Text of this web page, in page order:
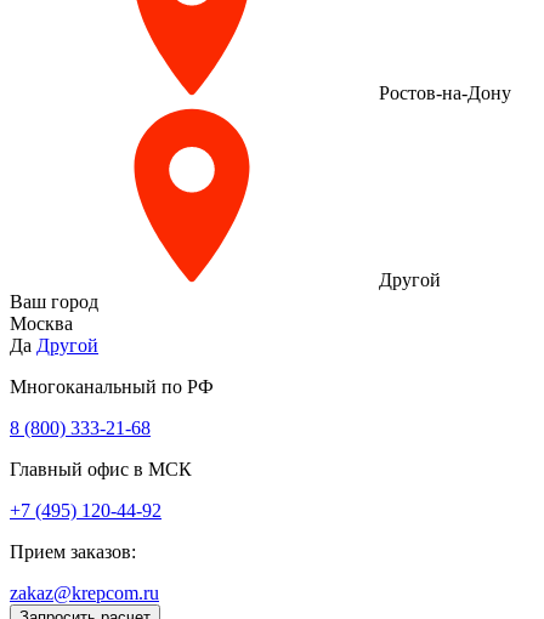
Ростов-на-Дону
Другой
Ваш город
Москва
Да Другой
Многоканальный по РФ
8 (800) 333‑21-68
Главный офис в МСК
+7 (495) 120-44-92
Прием заказов:
zakaz@krepcom.ru